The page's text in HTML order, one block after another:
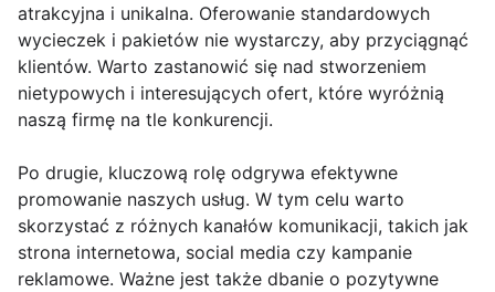
atrakcyjna i unikalna. Oferowanie standardowych
wycieczek i pakietów nie wystarczy, aby przyciągnąć
klientów. Warto zastanowić się nad stworzeniem
nietypowych i interesujących ofert, które wyróżnią
naszą firmę na tle konkurencji.
Po drugie, kluczową rolę odgrywa efektywne
promowanie naszych usług. W tym celu warto
skorzystać z różnych kanałów komunikacji, takich jak
strona internetowa, social media czy kampanie
reklamowe. Ważne jest także dbanie o pozytywne